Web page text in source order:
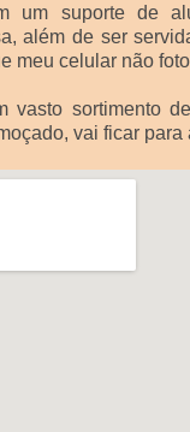
um suporte de
além de ser
meu celular não
vasto sortimento
vai ficar para